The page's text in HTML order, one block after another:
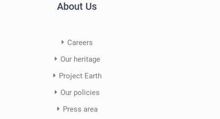
About Us
Careers
Our heritage
Project Earth
Our policies
Press area